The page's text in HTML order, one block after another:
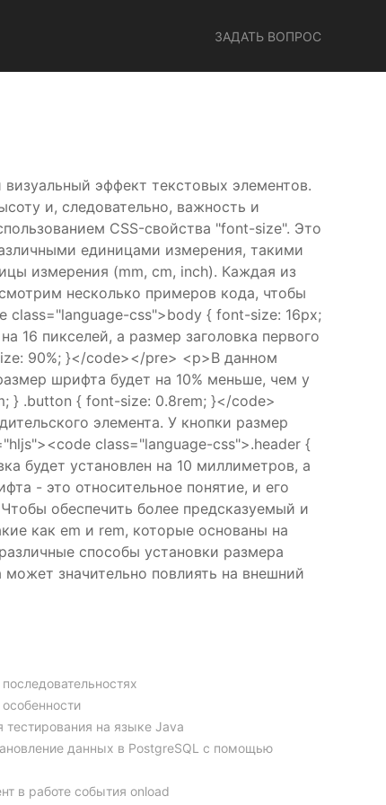
ЗАДАТЬ ВОПРОС
эффект текстовых элементов.
и, следовательно, важность и
CSS-свойства "font-size". Это
единицами измерения, такими
измерения (mm, cm, inch). Каждая из
несколько примеров кода, чтобы
class="language-css">body { font-size: 16px;
пикселей, а размер заголовка первого
90%; }</code></pre> <p>В данном
шрифта будет на 10% меньше, чем у
} .button { font-size: 0.8rem; }</code>
элемента. У кнопки размер
class="language-css">.header {
будет установлен на 10 миллиметров, а
- это относительное понятие, и его
обеспечить более предсказуемый и
как em и rem, которые основаны на
способы установки размера
значительно повлиять на внешний
на языке Java
данных в PostgreSQL с помощью
в работе события onload